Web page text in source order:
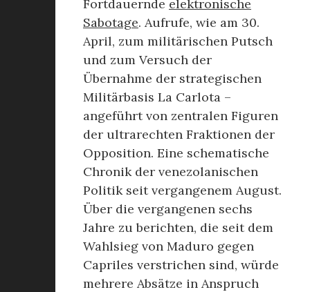
Fortdauernde elektronische
Sabotage. Aufrufe, wie am 30.
April, zum militärischen Putsch
und zum Versuch der
Übernahme der strategischen
Militärbasis La Carlota –
angeführt von zentralen Figuren
der ultrarechten Fraktionen der
Opposition. Eine schematische
Chronik der venezolanischen
Politik seit vergangenem August.
Über die vergangenen sechs
Jahre zu berichten, die seit dem
Wahlsieg von Maduro gegen
Capriles verstrichen sind, würde
mehrere Absätze in Anspruch